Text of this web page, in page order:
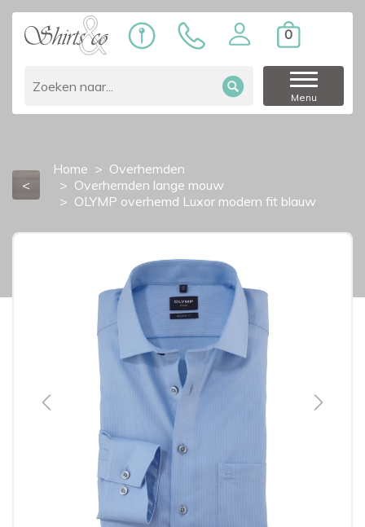
0
Menu
<
Home
Overhemden
Overhemden lange mouw
OLYMP overhemd Luxor modern fit blauw
Previous Next